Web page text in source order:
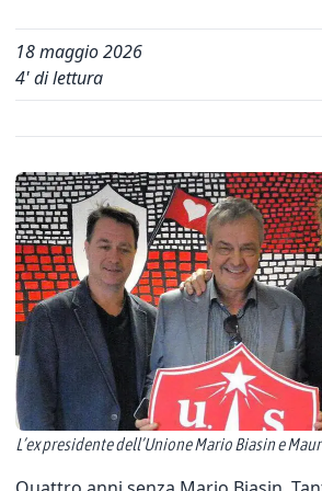
18 maggio 2026
4' di lettura
L’ex presidente dell’Unione Mario Biasin e